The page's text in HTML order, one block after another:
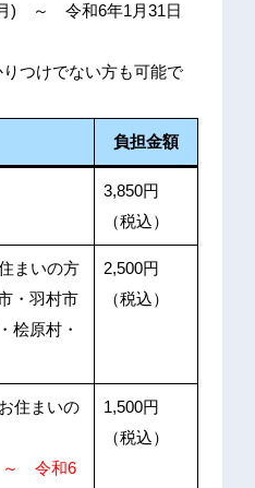
) ～ 令和6年1月31日
つけでない方も可能で
負担金額
3,850円
（税込）
まいの方
・羽村市
桧原村・
2,500円
（税込）
住まいの
～ 令和6
1,500円
（税込）